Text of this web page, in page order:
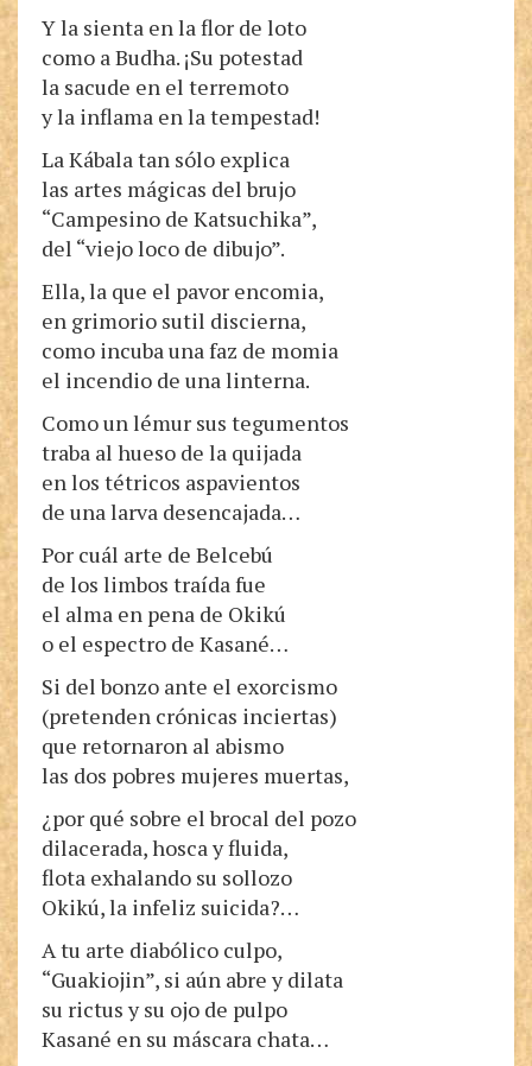
Y la sienta en la flor de loto
como a Budha. ¡Su potestad
la sacude en el terremoto
y la inflama en la tempestad!
La Kábala tan sólo explica
las artes mágicas del brujo
“Campesino de Katsuchika”,
del “viejo loco de dibujo”.
Ella, la que el pavor encomia,
en grimorio sutil discierna,
como incuba una faz de momia
el incendio de una linterna.
Como un lémur sus tegumentos
traba al hueso de la quijada
en los tétricos aspavientos
de una larva desencajada…
Por cuál arte de Belcebú
de los limbos traída fue
el alma en pena de Okikú
o el espectro de Kasané…
Si del bonzo ante el exorcismo
(pretenden crónicas inciertas)
que retornaron al abismo
las dos pobres mujeres muertas,
¿por qué sobre el brocal del pozo
dilacerada, hosca y fluida,
flota exhalando su sollozo
Okikú, la infeliz suicida?…
A tu arte diabólico culpo,
“Guakiojin”, si aún abre y dilata
su rictus y su ojo de pulpo
Kasané en su máscara chata…